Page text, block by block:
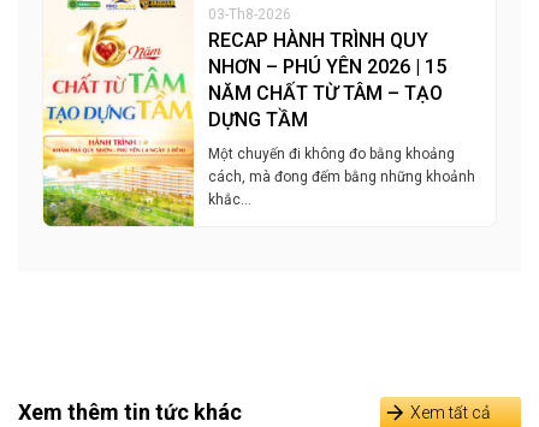
03-Th8-2026
RECAP HÀNH TRÌNH QUY
NHƠN – PHÚ YÊN 2026 | 15
NĂM CHẤT TỪ TÂM – TẠO
DỰNG TẦM
Một chuyến đi không đo bằng khoảng
cách, mà đong đếm bằng những khoảnh
khắc…
Xem thêm tin tức khác Xem tất cả